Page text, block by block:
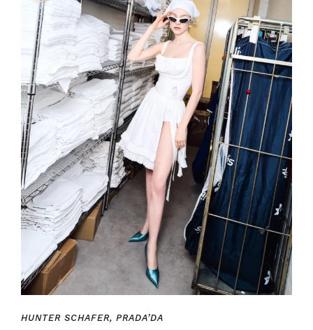
HUNTER SCHAFER, PRADA’DA